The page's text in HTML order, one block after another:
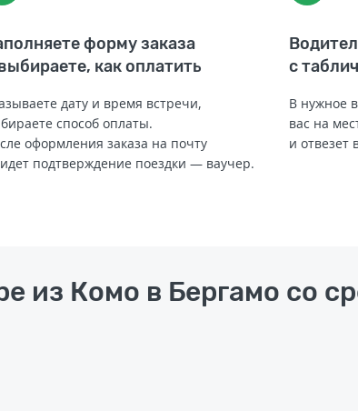
форму заказа
как оплатить
дату и время встречи,
способ оплаты.
оформления заказа на почту
подтверждение поездки — ваучер.
с
В нужное
вас на
и отвезет
из Комо в Бергамо со